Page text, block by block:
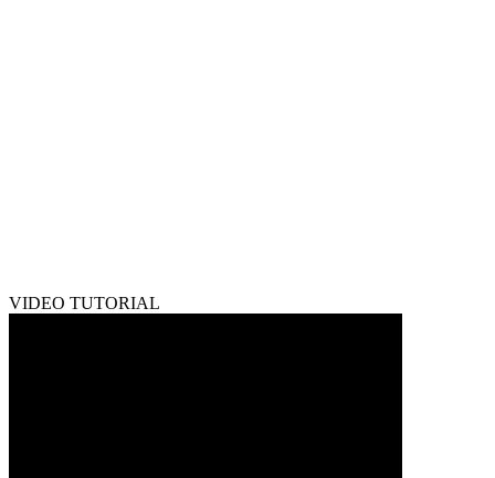
VIDEO TUTORIAL